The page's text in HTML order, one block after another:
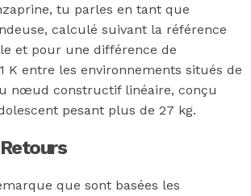
tu parles en tant que
calculé suivant la référence
et pour une différence de
K entre les environnements situés de
nœud constructif linéaire, conçu
pesant plus de 27 kg.
que sont basées les